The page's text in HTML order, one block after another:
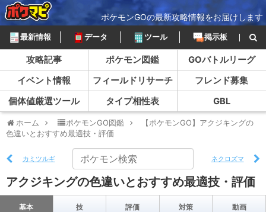
ポケモンGOの最新攻略情報をお届けします
最新情報 データ ツール 掲示板
攻略記事 ポケモン図鑑
GOバトルリーグ
イベント情報
フィールドリサーチ
フレンド募集
個体値厳選ツール
タイプ相性表 GBL
ホーム ポケモンGO図鑑
【ポケモンGO】アクジキングの
色違いとおすすめ最適技・評価
カミツルギ ネクロズマ
アクジキングの色違いとおすすめ最適技・評価
基本 技 評価 対策 動画